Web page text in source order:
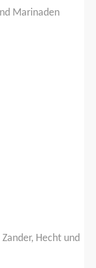
Marinaden
Hecht und